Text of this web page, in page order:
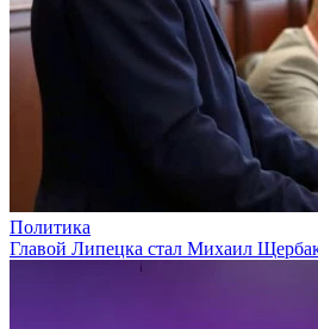
Политика
Главой Липецка стал Михаил